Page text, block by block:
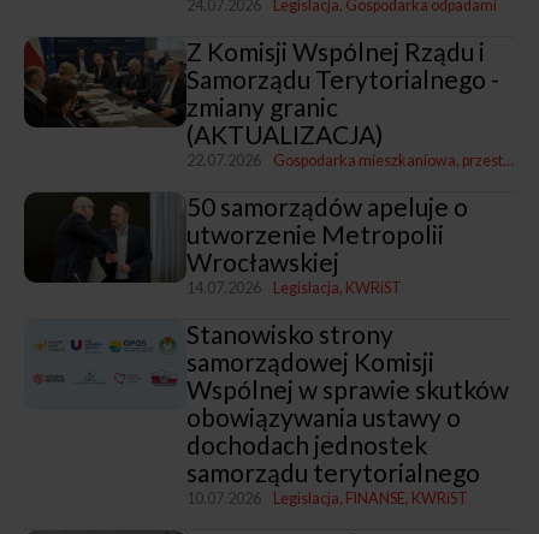
24.07.2026 Legislacja Gospodarka odpadami
Z Komisji Wspólnej Rządu i
Samorządu Terytorialnego -
zmiany granic
(AKTUALIZACJA)
22.07.2026 Gospodarka mieszkaniowa, przestrzenna i nieruchomościami
50 samorządów apeluje o
utworzenie Metropolii
Wrocławskiej
14.07.2026 Legislacja KWRiST
Stanowisko strony
samorządowej Komisji
Wspólnej w sprawie skutków
obowiązywania ustawy o
dochodach jednostek
samorządu terytorialnego
10.07.2026 Legislacja FINANSE KWRiST